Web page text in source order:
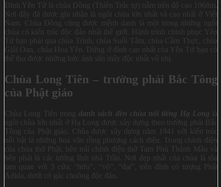
Đỉnh Yên Tử là chùa Đồng (Thiên Trúc tự) nằm trên độ cao 1068m.
Nơi đây đã được ghi nhận là ngôi chùa lớn nhất và cao nhất ở Việt
Nam. Chùa Đồng cũng được mệnh danh là một trong những ngôi
chùa có kiến trúc độc đáo nhất thế giới. Hành trình chinh phục Yên
Tử bạn phải qua chùa Trình, chùa Suối Tắm, chùa Cầm Thực, chùa
Giải Oan, chùa Hoa Yên. Đứng ở đỉnh cao nhất của Yên Tử bạn có
thể thu được những bức ảnh săn mây độc nhất vô nhị.
Chùa Long Tiên – trường phái Bắc Tông
của Phật giáo
Chùa Long Tiên trong danh sách đền chùa nổi tiếng Hạ Long
là
ngôi chùa lớn nhất ở Hạ Long được xây dựng theo trường phái Bắc
Tông của Phật giáo. Chùa được xây dựng năm 1941 với kiến trúc
nổi bật là những hoa văn rồng phượng cách điệu. Trong chính điện
của chùa thờ Phật, bên trái chính điện thờ Tam Phủ Thánh Mẫu và
bên phải là các tướng lĩnh nhà Trần. Nơi đẹp nhất của chùa là tòa
tam quan với 3 cửa: “hữu”, “vô”, “đại”, trên đỉnh có tượng Phật
Adida, dưới có gác chuông độc đáo.